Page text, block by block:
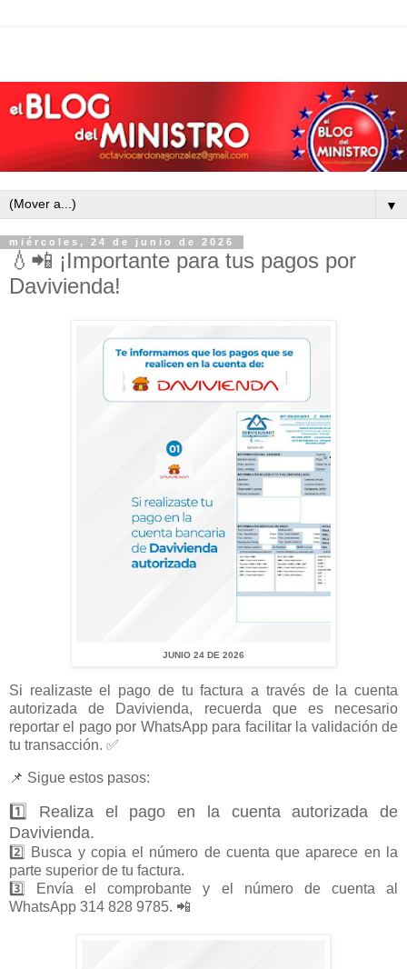
▼
miércoles, 24 de junio de 2026
💧📲 ¡Importante para tus pagos por
Davivienda!
JUNIO 24 DE 2026
Si realizaste el pago de tu factura a través de la cuenta
autorizada de Davivienda, recuerda que es necesario
reportar el pago por WhatsApp para facilitar la validación de
tu transacción. ✅
📌 Sigue estos pasos:
1️⃣ Realiza el pago en la cuenta autorizada de
Davivienda.
2️⃣ Busca y copia el número de cuenta que aparece en la
parte superior de tu factura.
3️⃣ Envía el comprobante y el número de cuenta al
WhatsApp 314 828 9785. 📲